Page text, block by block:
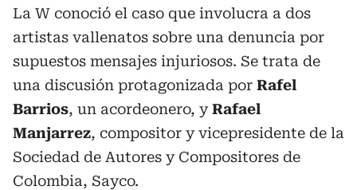
La W conoció el caso que involucra a dos
artistas vallenatos sobre una denuncia por
supuestos mensajes injuriosos. Se trata de
una discusión protagonizada por Rafel
Barrios, un acordeonero, yRafael
Manjarrez, compositor y vicepresidente de la
Sociedad de Autores y Compositores de
Colombia, Sayco.